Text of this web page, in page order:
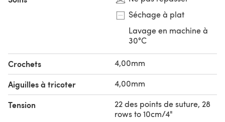
métrage excellent rend les tricots élégants et les projets
plus grands plus abordables que les fils avec une
Séchage à plat
Lavage en machine à
30°C
Crochets 4,00mm
Aiguilles à tricoter 4,00mm
Tension
22 des points de suture, 28
rows to 10cm/4"